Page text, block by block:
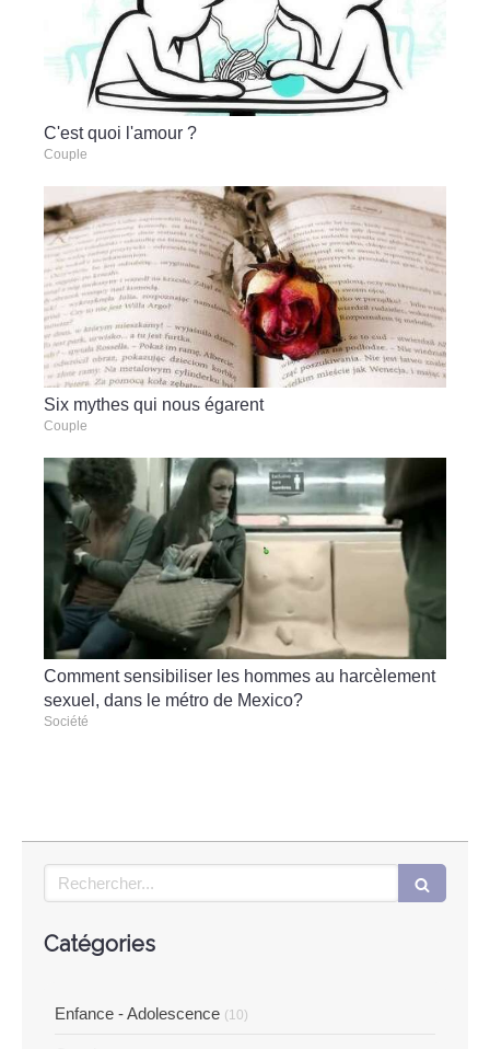
C'est quoi l'amour ?
Couple
Six mythes qui nous égarent
Couple
Comment sensibiliser les hommes au harcèlement
sexuel, dans le métro de Mexico?
Société
Rechercher
Catégories
Enfance - Adolescence (10)